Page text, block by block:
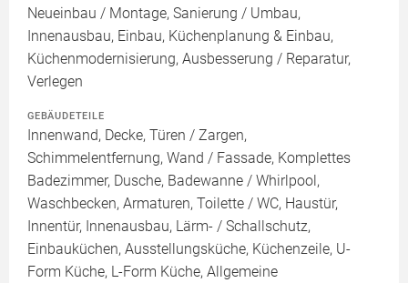
Neueinbau / Montage, Sanierung / Umbau,
Innenausbau, Einbau, Küchenplanung & Einbau,
Küchenmodernisierung, Ausbesserung / Reparatur,
Verlegen
GEBÄUDETEILE
Innenwand, Decke, Türen / Zargen,
Schimmelentfernung, Wand / Fassade, Komplettes
Badezimmer, Dusche, Badewanne / Whirlpool,
Waschbecken, Armaturen, Toilette / WC, Haustür,
Innentür, Innenausbau, Lärm- / Schallschutz,
Einbauküchen, Ausstellungsküche, Küchenzeile, U-
Form Küche, L-Form Küche, Allgemeine